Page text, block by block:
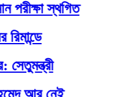
স্থগিত